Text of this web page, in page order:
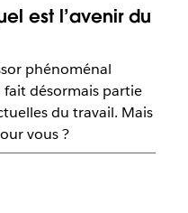
est l’avenir du
phénoménal
fait désormais partie
du travail. Mais
vous ?